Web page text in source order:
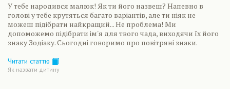
У тебе народився малюк! Як ти його назвеш? Напевно в
голові у тебе крутяться багато варіантів, але ти ніяк не
можеш підібрати найкращий... Не проблема! Ми
допоможемо підібрати ім'я для твого чада, виходячи їх його
знаку Зодіаку. Сьогодні говоримо про повітряні знаки.
Читати статтю
Як назвати дитину